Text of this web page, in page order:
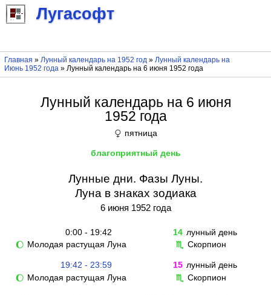
Лугасофт
Главная » Лунный календарь на 1952 год» Лунный календарь на
Июнь 1952 года» Лунный календарь на 6 июня 1952 года
Лунный календарь на 6 июня
1952 года
♀ пятница
благоприятный день
Лунные дни. Фазы Луны.
Луна в знаках зодиака
6 июня 1952 года
0:00 - 19:42 14 лунный день
🌔 Молодая растущая Луна ♏ Скорпион
19:42 - 23:59 15 лунный день
🌔 Молодая растущая Луна ♏ Скорпион